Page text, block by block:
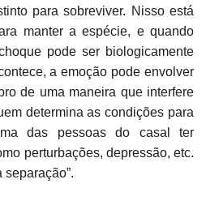
para sobreviver. Nisso está
manter a espécie, e quando
pode ser biologicamente
a emoção pode envolver
de uma maneira que interfere
determina as condições para
das pessoas do casal ter
perturbações, depressão, etc.